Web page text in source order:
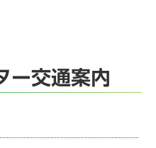
ー交通案内